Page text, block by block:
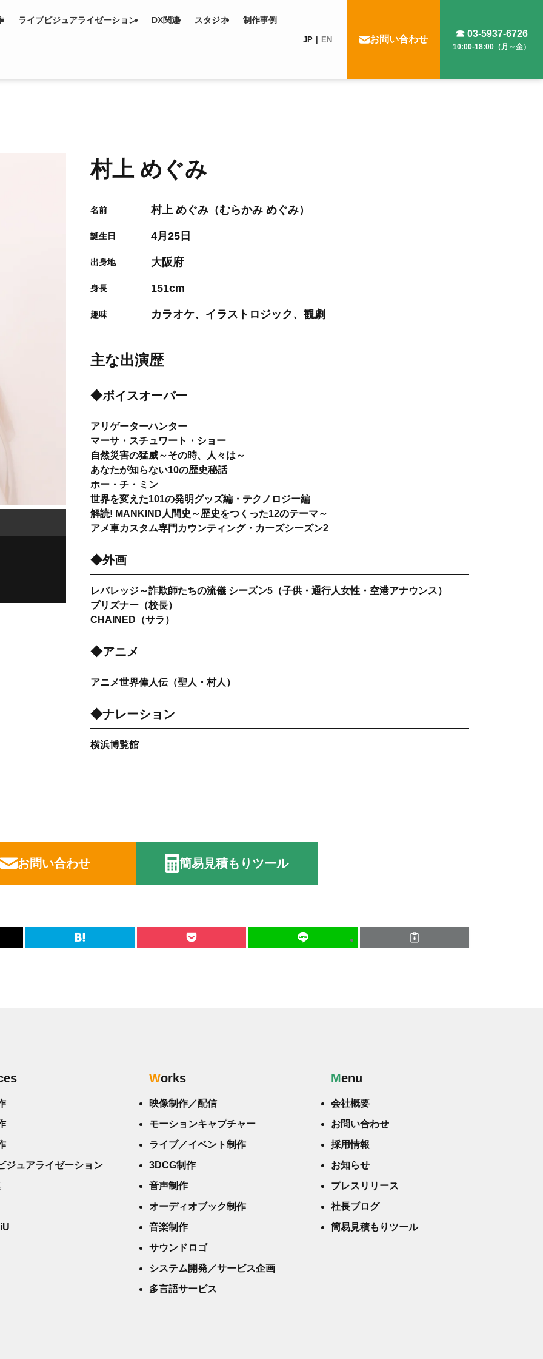
ライブビジュアライゼーション DX関連 スタジオ 制作事例
EN
JP お問い合わせ
☎ 03-5937-6726
10:00-18:00（月～金）
村上 めぐみ
名前 村上 めぐみ（むらかみ めぐみ）
誕生日 4月25日
出身地 大阪府
身長 151cm
趣味 カラオケ、イラストロジック、観劇
主な出演歴
◆ボイスオーバー
アリゲーターハンター
マーサ・スチュワート・ショー
自然災害の猛威～その時、人々は～
あなたが知らない10の歴史秘話
ホー・チ・ミン
世界を変えた101の発明グッズ編・テクノロジー編
解読! MANKIND人間史～歴史をつくった12のテーマ～
アメ車カスタム専門カウンティング・カーズシーズン2
◆外画
レバレッジ～詐欺師たちの流儀 シーズン5（子供・通行人女性・空港アナウンス）
プリズナー（校長）
CHAINED（サラ）
◆アニメ
アニメ世界偉人伝（聖人・村人）
◆ナレーション
横浜博覧館
お問い合わせ 簡易見積もりツール
ジュアライゼーション
Works
映像制作／配信
モーションキャプチャー
ライブ／イベント制作
3DCG制作
音声制作
オーディオブック制作
音楽制作
サウンドロゴ
システム開発／サービス企画
多言語サービス
Menu
会社概要
お問い合わせ
採用情報
お知らせ
プレスリリース
社長ブログ
簡易見積もりツール